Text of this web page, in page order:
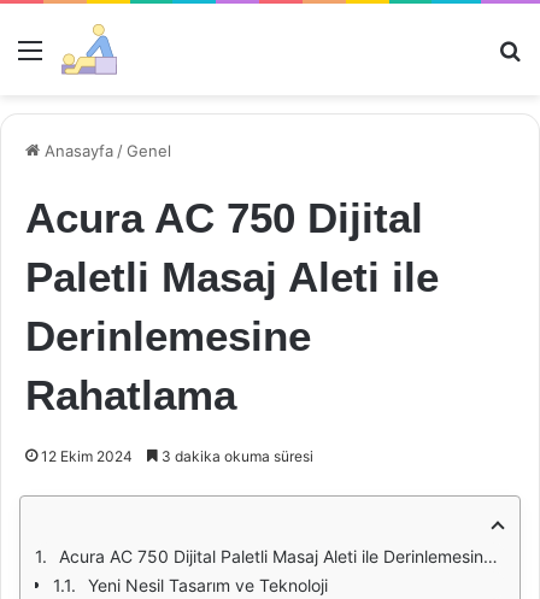
Menü
Anasayfa /Genel
Acura AC 750 Dijital
Paletli Masaj Aleti ile
Derinlemesine
Rahatlama
12 Ekim 2024 3 dakika okuma süresi
Acura AC 750 Dijital Paletli Masaj Aleti ile Derinlemesine Rahatlama
Yeni Nesil Tasarım ve Teknoloji